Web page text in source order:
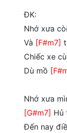
ĐK:
Nhớ xưa
Và [F#m7]
Chiếc xe
Dù mồ
Nhớ xưa
[G#m7] Hủ
Đến nay